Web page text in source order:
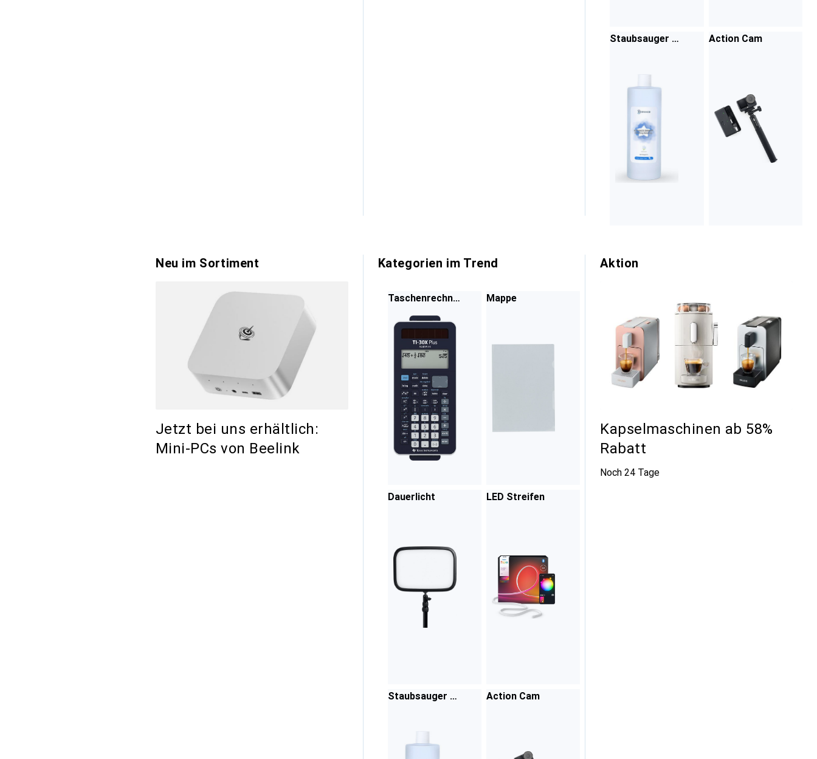
Staubsauger Ro
Action Cam
Neu im Sortiment
Jetzt bei uns erhältlich:
Mini-PCs von Beelink
Kategorien im Trend
Taschenrechne
Mappe
Dauerlicht LED Streifen
Staubsauger Ro
Action Cam
Aktion
Kapselmaschinen ab 58%
Rabatt
Noch 24 Tage